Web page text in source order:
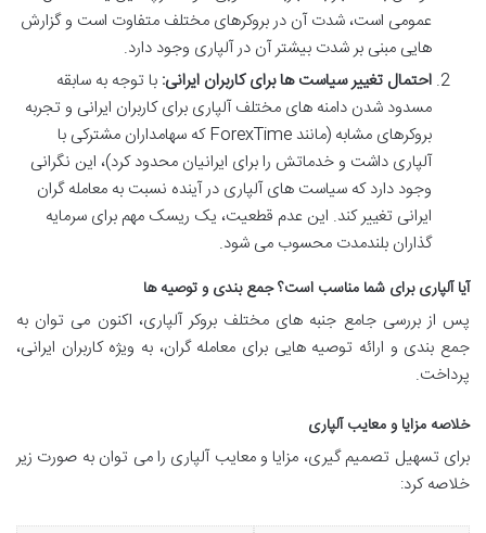
عمومی است، شدت آن در بروکرهای مختلف متفاوت است و گزارش
هایی مبنی بر شدت بیشتر آن در آلپاری وجود دارد.
احتمال تغییر سیاست ها برای کاربران ایرانی: با توجه به سابقه
مسدود شدن دامنه های مختلف آلپاری برای کاربران ایرانی و تجربه
بروکرهای مشابه (مانند ForexTime که سهامداران مشترکی با
آلپاری داشت و خدماتش را برای ایرانیان محدود کرد)، این نگرانی
وجود دارد که سیاست های آلپاری در آینده نسبت به معامله گران
ایرانی تغییر کند. این عدم قطعیت، یک ریسک مهم برای سرمایه
گذاران بلندمدت محسوب می شود.
آیا آلپاری برای شما مناسب است؟ جمع بندی و توصیه ها
پس از بررسی جامع جنبه های مختلف بروکر آلپاری، اکنون می توان به
جمع بندی و ارائه توصیه هایی برای معامله گران، به ویژه کاربران ایرانی،
پرداخت.
خلاصه مزایا و معایب آلپاری
برای تسهیل تصمیم گیری، مزایا و معایب آلپاری را می توان به صورت زیر
خلاصه کرد: